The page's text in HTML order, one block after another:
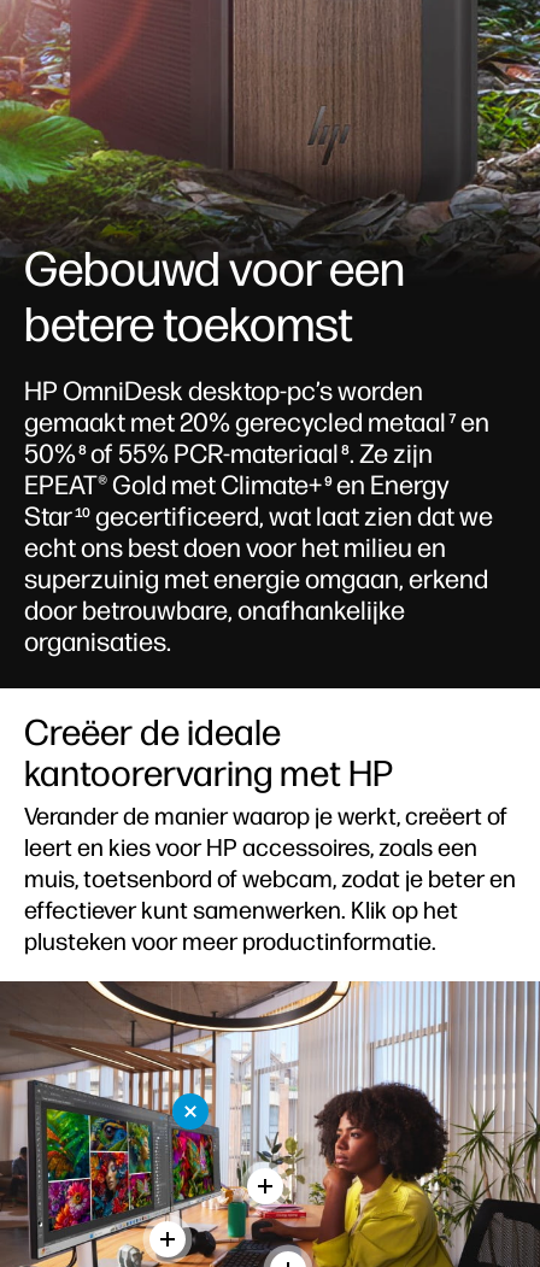
Gebouwd voor een
betere toekomst
HP OmniDesk desktop-pc’s worden
gemaakt met 20% gerecycled metaal 7en
50%8of 55% PCR-materiaal 8. Ze zijn
EPEAT® Gold met Climate+9en Energy
Star10 gecertificeerd, wat laat zien dat we
echt ons best doen voor het milieu en
superzuinig met energie omgaan, erkend
door betrouwbare, onafhankelijke
organisaties.
Creëer de ideale
kantoorervaring met HP
Verander de manier waarop je werkt, creëert of
leert en kies voor HP accessoires, zoals een
muis, toetsenbord of webcam, zodat je beter en
effectiever kunt samenwerken. Klik op het
plusteken voor meer productinformatie.